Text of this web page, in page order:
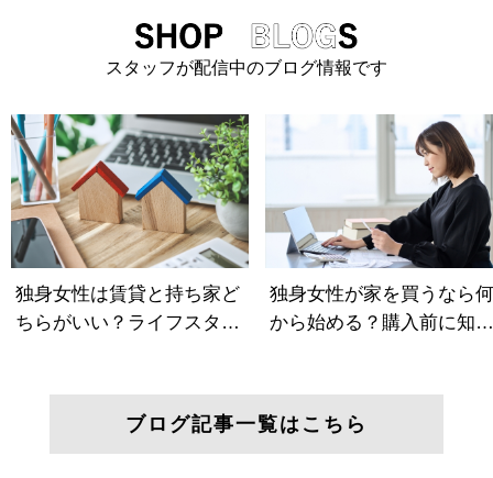
スタッフが配信中のブログ情報です
ブログ記事一覧はこちら